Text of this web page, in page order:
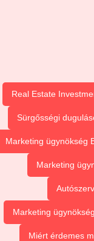
Real Estate
Sürgősségi
Marketing ügynökség
Marketing
Marketing
Miért érdemes